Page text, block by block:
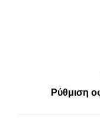
Ρύθμιση